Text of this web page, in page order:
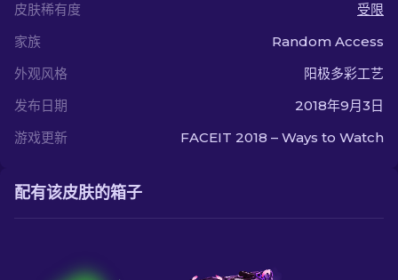
皮肤稀有度
受限
家族
Random Access
外观风格
阳极多彩工艺
发布日期
2018年9月3日
游戏更新
FACEIT 2018 – Ways to Watch
配有该皮肤的箱子